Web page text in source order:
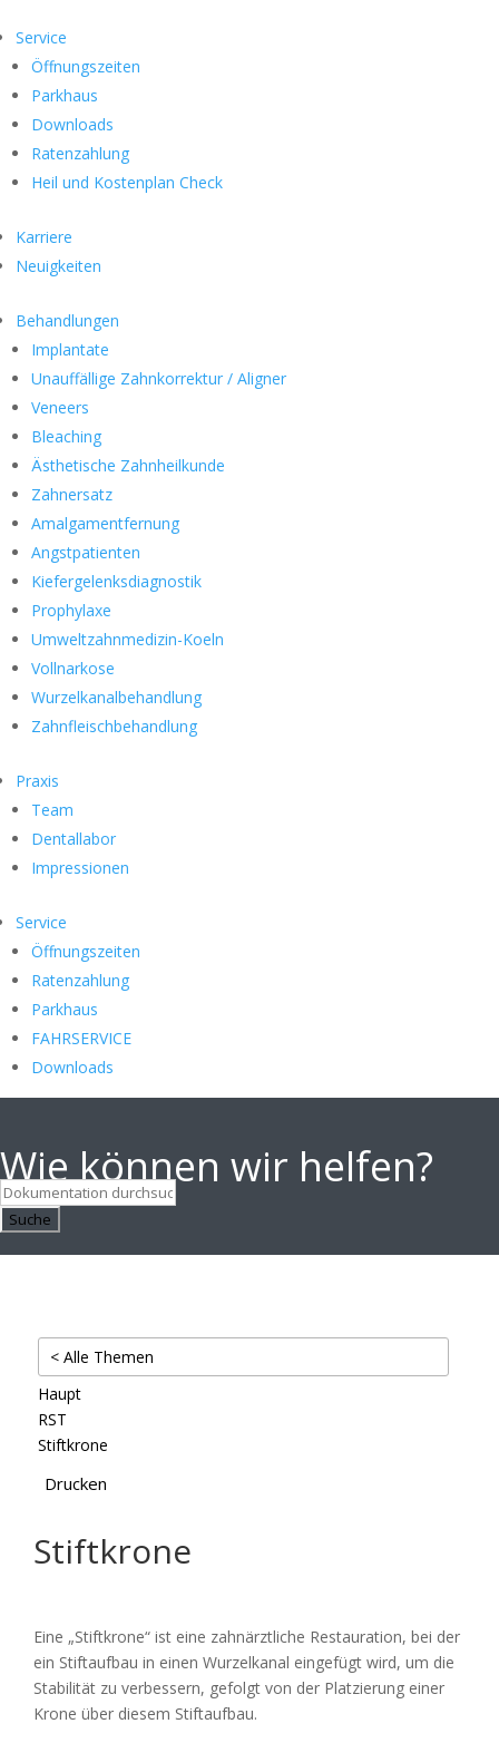
Service
Öffnungszeiten
Parkhaus
Downloads
Ratenzahlung
Heil und Kostenplan Check
Karriere
Neuigkeiten
Behandlungen
Implantate
Unauffällige Zahnkorrektur / Aligner
Veneers
Bleaching
Ästhetische Zahnheilkunde
Zahnersatz
Amalgamentfernung
Angstpatienten
Kiefergelenksdiagnostik
Prophylaxe
Umweltzahnmedizin-Koeln
Vollnarkose
Wurzelkanalbehandlung
Zahnfleischbehandlung
Praxis
Team
Dentallabor
Impressionen
Service
Öffnungszeiten
Ratenzahlung
Parkhaus
FAHRSERVICE
Downloads
Wie können wir helfen?
Suche
< Alle Themen
Haupt
RST
Stiftkrone
Drucken
Stiftkrone
Eine „Stiftkrone“ ist eine zahnärztliche Restauration, bei der
ein Stiftaufbau in einen Wurzelkanal eingefügt wird, um die
Stabilität zu verbessern, gefolgt von der Platzierung einer
Krone über diesem Stiftaufbau.